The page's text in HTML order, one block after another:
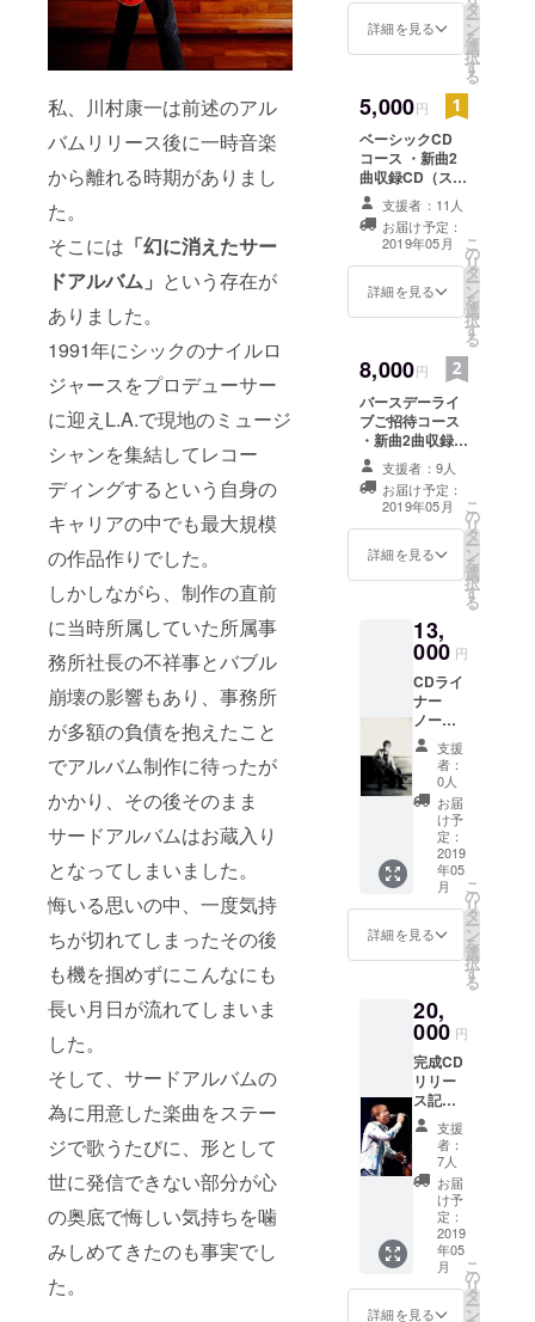
私、川村康一は前述のアル
バムリリース後に一時音楽
から離れる時期がありまし
た。
そこには 「幻に消えたサー
ドアルバム」 という存在が
ありました。
1991年にシックのナイルロ
ジャースをプロデューサー
に迎えL.A.で現地のミュージ
シャンを集結してレコー
ディングするという自身の
キャリアの中でも最大規模
の作品作りでした。
しかしながら、制作の直前
に当時所属していた所属事
務所社長の不祥事とバブル
崩壊の影響もあり、事務所
が多額の負債を抱えたこと
でアルバム制作に待ったが
かかり、その後そのまま
サードアルバムはお蔵入り
となってしまいました。
悔いる思いの中、一度気持
ちが切れてしまったその後
も機を掴めずにこんなにも
長い月日が流れてしまいま
した。
そして、サードアルバムの
為に用意した楽曲をステー
ジで歌うたびに、形として
世に発信できない部分が心
の奥底で悔しい気持ちを噛
みしめてきたのも事実でし
た。
ミュージッ
クフェス
京大会
（NHKホー
ル）におい
て銀賞を獲
得。 その時
ゲストの佐
野元春氏よ
りメンバー
楽屋へ案内
に高い評価
を得るが、
その直後バ
ンドは解
散。 翌年、
川村は自ら
のバンド
HOO-CHII-
KOO を結成
テープ制
作、 LIVE 活
動で再始
動。 前年に
出場した
NHK ヤング
ミュージッ
クフェス
ティバルに
おいて審査
員特別賞を
受賞。その
時の審査
員、林 立夫
のカシオペ
アにサウン
ド性や歌を
高く評価さ
れる。 その
後、新たに
川村康一
with Sunrise
Party を結成
し、主に新
宿ルイード
ではデ
ンロード販売
（クラウドファ
詳細を見る
タ
ー
ン
を
選
択
す
る
5,000円
ベーシックCD
コース ・新曲2
曲収録CD（スト
レッチゴール次
第で曲数増加）
・過去音源１曲
ダウンロード販
売（クラウド
ファンディング
をCD盤ライナー
ノーツにクレ
ジット。 「※支
援時に必ず備考
欄にご希望のお
名前をご記入く
ださい。」 「※
記入がない場合
はCAMPFIREに
るハンドルネー
ムを使用させて
た特定の人物を
比喩するお名前
や公序良俗に反
するお名前は掲
載をお断りする
事が御座いま
す、ご注意くだ
さい。」
支援者：11人
お届け予定：
2019年05月
詳細を見る
こ
の
リ
タ
ー
ン
を
選
択
す
る
8,000円
バースデーライ
ブご招待コース
・新曲2曲収録
CD（ストレッチ
ゴール次第で曲
数増加） ・過去
音源１曲ダウン
ロード販売（ク
ラウドファン
ディング 限定）
お名前をCD盤ラ
イナーノーツに
2019年2月24日
（日）池袋
Absolute
Blue（東京）に
て行うバース
デーライブへご
招待。 「※支援
時に必ず備考欄
にご希望のお名
前をご記入くだ
さい。」 「※記
入がない場合は
CAMPFIREにて
使用されている
ハンドルネーム
ださい。 ※また
特定の人物を比
喩するお名前や
公序良俗に反す
るお名前は掲載
をお断りする事
が御座います、
ご注意くださ
い。」
支援者：9人
お届け予定：
2019年05月
詳細を見る
こ
の
リ
タ
ー
ン
を
選
択
す
る
13,
000 円
CDライ
ナー
ノーツ
記念撮
影コー
曲2曲収
CD（ス
トレッ
チゴー
ル次第
で曲数
増加）
・過去
音源１
ンロー
ド販売
（クラ
ウド
ファン
ディン
グ 限
定） ・
Special
Thanx
」とし
てお名
前をCD
盤ライ
ナー
ノーツ
支援
者：
0人
お届
け予
定：
2019
年05
月
詳細を見る
こ
の
リ
タ
ー
ン
を
選
択
す
る
20,
000 円
完成CD
リリー
ス記念
ライブ
ご招待
コース
・新曲2
曲収録
CD（ス
トレッ
チゴー
ル次第
で曲数
増加）
支援
者：
7人
お届
け予
定：
2019
年05
月
詳細を見る
こ
の
リ
タ
ー
ン